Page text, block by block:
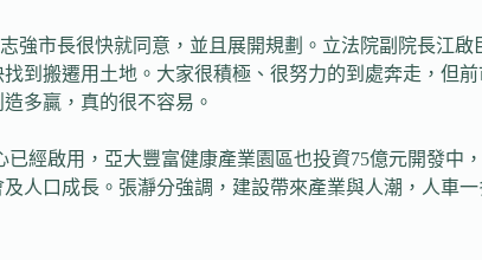
市長很快就同意，並且展開規劃。立法院副院長江
到搬遷用土地。大家很積極、很努力的到處奔走，但
多贏，真的很不容易。
經啟用，亞大豐富健康產業園區也投資75億元開發中
口成長。張瀞分強調，建設帶來產業與人潮，人車